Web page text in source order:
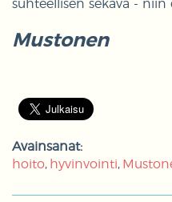
suhteellisen sekava -
Mustonen
Avainsanat:
hoito hyvinvointi